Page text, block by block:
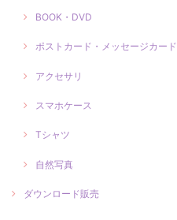
BOOK・DVD
ポストカード・メッセージカード
アクセサリ
スマホケース
Tシャツ
自然写真
ダウンロード販売